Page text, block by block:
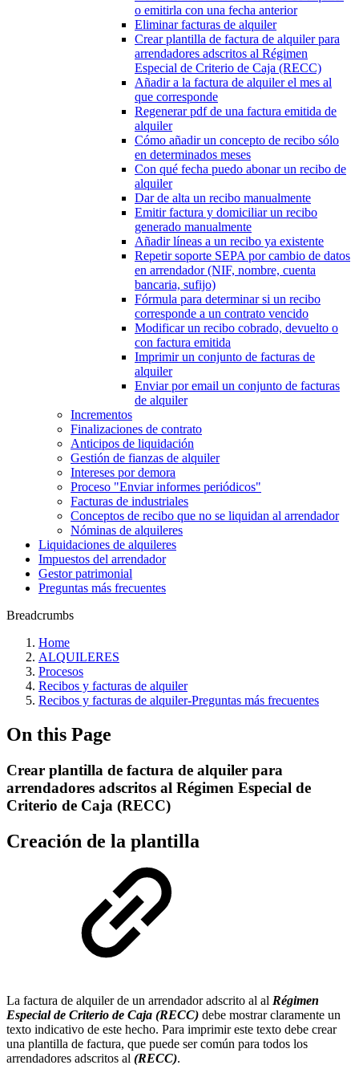
o emitirla con una fecha anterior
Eliminar facturas de alquiler
Crear plantilla de factura de alquiler para
arrendadores adscritos al Régimen
Especial de Criterio de Caja (RECC)
Añadir a la factura de alquiler el mes al
que corresponde
Regenerar pdf de una factura emitida de
alquiler
Cómo añadir un concepto de recibo sólo
en determinados meses
Con qué fecha puedo abonar un recibo de
alquiler
Dar de alta un recibo manualmente
Emitir factura y domiciliar un recibo
generado manualmente
Añadir líneas a un recibo ya existente
Repetir soporte SEPA por cambio de datos
en arrendador (NIF, nombre, cuenta
bancaria, sufijo)
Fórmula para determinar si un recibo
corresponde a un contrato vencido
Modificar un recibo cobrado, devuelto o
con factura emitida
Imprimir un conjunto de facturas de
alquiler
Enviar por email un conjunto de facturas
de alquiler
Incrementos
Finalizaciones de contrato
Anticipos de liquidación
Gestión de fianzas de alquiler
Intereses por demora
Proceso "Enviar informes periódicos"
Facturas de industriales
Conceptos de recibo que no se liquidan al arrendador
Nóminas de alquileres
Liquidaciones de alquileres
Impuestos del arrendador
Gestor patrimonial
Preguntas más frecuentes
Breadcrumbs
Home
ALQUILERES
Procesos
Recibos y facturas de alquiler
Recibos y facturas de alquiler‎-‎Preguntas más frecuentes‎
On this Page
Crear plantilla de factura de alquiler para
arrendadores adscritos al Régimen Especial de
Criterio de Caja (RECC)
Creación de la plantilla
La factura de alquiler de un arrendador adscrito al al Régimen
Especial de Criterio de Caja (RECC) debe mostrar claramente un
texto indicativo de este hecho. Para imprimir este texto debe crear
una plantilla de factura, que puede ser común para todos los
arrendadores adscritos al (RECC).